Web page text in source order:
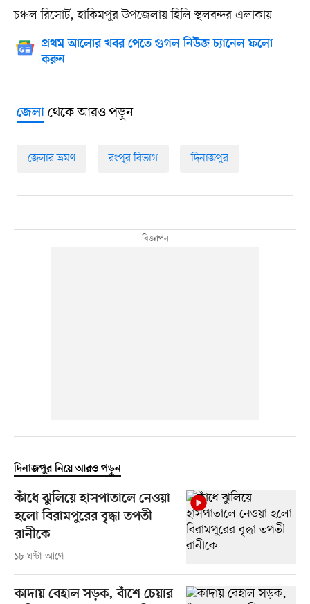
চঞ্চল রিসোর্ট, হাকিমপুর উপজেলায় হিলি স্থলবন্দর এলাকায়।
প্রথম আলোর খবর পেতে গুগল নিউজ চ্যানেল ফলো
করুন
জেলাথেকে আরও পড়ুন
জেলার ভ্রমণ রংপুর বিভাগ দিনাজপুর
দিনাজপুর নিয়ে আরও পড়ুন
কাঁধে ঝুলিয়ে হাসপাতালে নেওয়া
হলো বিরামপুরের বৃদ্ধা তপতী
রানীকে
১৮ ঘণ্টা আগে
কাদায় বেহাল সড়ক, বাঁশে চেয়ার